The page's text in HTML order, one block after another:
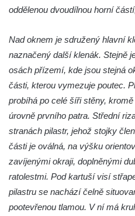
Torzo domu čp. 6 ve Svojkově
Ludwig Breitfeld, výroba
Pivovar Chalupník v Perštejně
Hostinec ve Svojkově
Dům obuvi Baťa v Liberci
Hotel Cristal v Železném
Spořitelna a muzeum v
Dům čp. 2 v Semilech (sídlo
Pojizerské galerie)
oddělenou dvoudílnou horní
Nad oknem je sdružený hlavní
naznačený další klenák. Stejně
osách přízemí, kde jsou stejná
části, kterou vymezuje poutec.
probíhá po celé šíři stěny,
úrovně prvního patra. Střední
stranách pilastr, jehož stojky
části je oválná, na výšku
zavíjenými okraji, doplněnými
ratolestmi. Pod kartuší visí
pilastru se nachází čelně
pootevřenou tlamou. V ní má